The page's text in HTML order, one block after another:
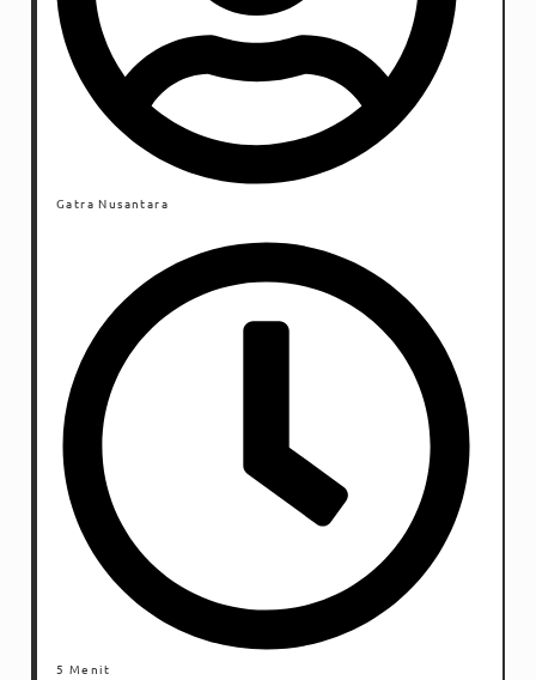
Gatra Nusantara
5 Menit